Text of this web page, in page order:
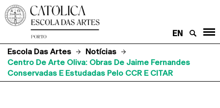
EN
Escola Das Artes
Notícias
Centro De Arte Oliva: Obras De Jaime Fernandes
Conservadas E Estudadas Pelo CCR E CITAR